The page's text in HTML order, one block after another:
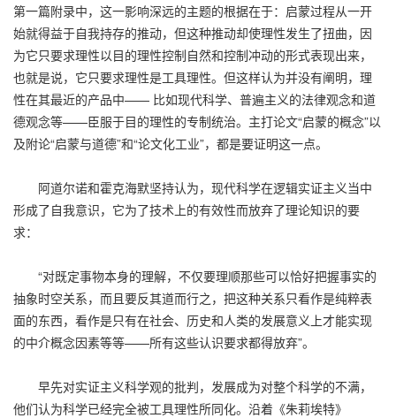
第一篇附录中，这一影响深远的主题的根据在于：启蒙过程从一开
始就得益于自我持存的推动，但这种推动却使理性发生了扭曲，因
为它只要求理性以目的理性控制自然和控制冲动的形式表现出来，
也就是说，它只要求理性是工具理性。但这样认为并没有阐明，理
性在其最近的产品中—— 比如现代科学、普遍主义的法律观念和道
德观念等——臣服于目的理性的专制统治。主打论文“启蒙的概念”以
及附论“启蒙与道德”和“论文化工业”，都是要证明这一点。
阿道尔诺和霍克海默坚持认为，现代科学在逻辑实证主义当中
形成了自我意识，它为了技术上的有效性而放弃了理论知识的要
求：
“对既定事物本身的理解，不仅要理顺那些可以恰好把握事实的
抽象时空关系，而且要反其道而行之，把这种关系只看作是纯粹表
面的东西，看作是只有在社会、历史和人类的发展意义上才能实现
的中介概念因素等等——所有这些认识要求都得放弃”。
早先对实证主义科学观的批判，发展成为对整个科学的不满，
他们认为科学已经完全被工具理性所同化。沿着《朱莉埃特》